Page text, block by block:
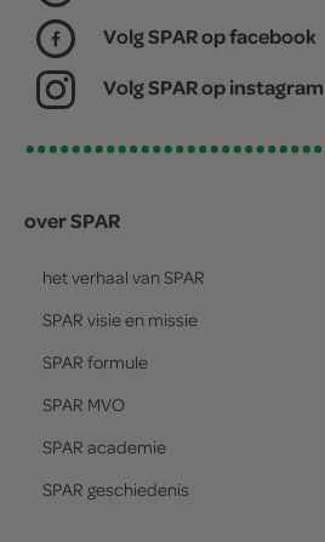
Volg SPAR op facebook
Volg SPAR op instagram
over SPAR
het verhaal van SPAR
SPAR visie en missie
SPAR formule
SPAR MVO
SPAR academie
SPAR geschiedenis